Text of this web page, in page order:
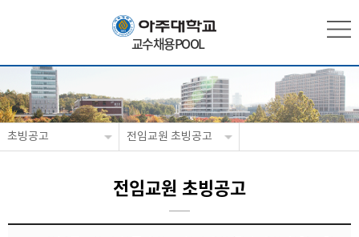
교수채용POOL
초빙공고 전임교원 초빙공고
전임교원 초빙공고